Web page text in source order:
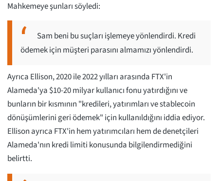
Mahkemeye şunları söyledi:
Sam beni bu suçları işlemeye yönlendirdi. Kredi
ödemek için müşteri parasını almamızı yönlendirdi.
Ayrıca Ellison, 2020 ile 2022 yılları arasında FTX'in
Alameda'ya $10-20 milyar kullanıcı fonu yatırdığını ve
bunların bir kısmının "kredileri, yatırımları ve stablecoin
dönüşümlerini geri ödemek" için kullanıldığını iddia ediyor.
Ellison ayrıca FTX'in hem yatırımcıları hem de denetçileri
Alameda'nın kredi limiti konusunda bilgilendirmediğini
belirtti.